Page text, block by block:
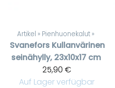
Artikel ‪» Pienhuonekalut ‪»
Svanefors Kullanvärinen
seinähylly, 23x10x17 cm
25,90 €
Auf Lager verfügbar